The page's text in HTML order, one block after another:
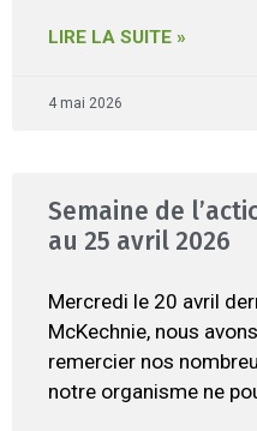
LIRE LA SUITE »
4 mai 2026
Semaine de
au 25 avril 2026
Mercredi le 20 avril
McKechnie, nous
remercier nos
notre organisme ne